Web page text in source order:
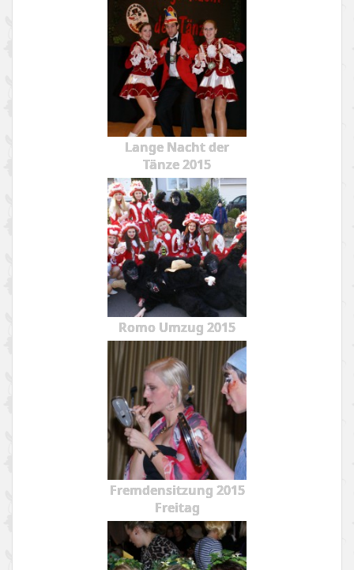
Lange Nacht der
Tänze 2015
Romo Umzug 2015
Fremdensitzung 2015
Freitag